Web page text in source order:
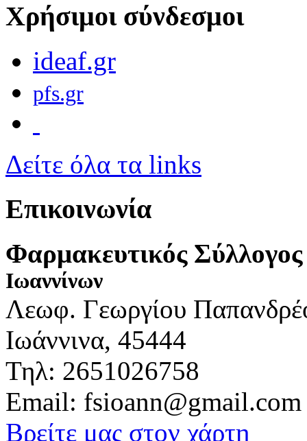
Χρήσιμοι σύνδεσμοι
ideaf.gr
pfs.gr
Δείτε όλα τα links
Επικοινωνία
Φαρμακευτικός Σύλλογος
Ιωαννίνων
Λεωφ. Γεωργίου
Ιωάννινα, 45444
Τηλ: 2651026758
Email: fsioann@gmail.com
Βρείτε μας στον χάρτη